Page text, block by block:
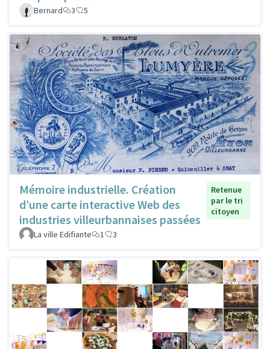
Bernard
3 5
Mémoire industrielle. Création
d’une carte interactive Web des
industries villeurbannaises passées
Retenue
par le tri
citoyen
La ville Edifiante 1 3